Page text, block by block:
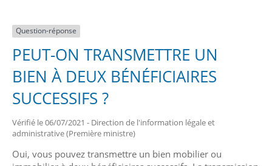
Question-réponse
PEUT-ON TRANSMETTRE UN
BIEN À DEUX BÉNÉFICIAIRES
SUCCESSIFS ?
Vérifié le 06/07/2021 - Direction de l'information légale et
administrative (Première ministre)
Oui, vous pouvez transmettre un bien mobilier ou